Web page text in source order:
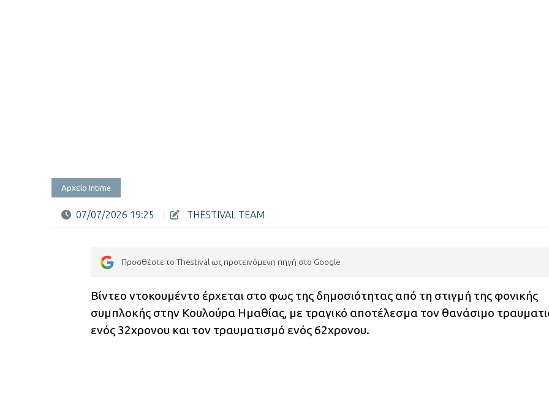
Αρχείο Intime
07/07/2026 19:25 THESTIVAL TEAM
Προσθέστε το Thestival ως προτεινόμενη πηγή στο Google
Βίντεο ντοκουμέντο έρχεται στο φως της δημοσιότητας από τη στιγμή της φονικής
συμπλοκής στην Κουλούρα Ημαθίας, με τραγικό αποτέλεσμα τον θανάσιμο
ενός 32χρονου και τον τραυματισμό ενός 62χρονου.